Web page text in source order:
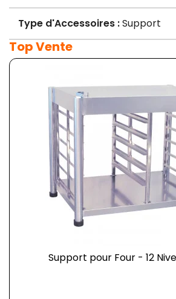
Type d'Accessoires :Support
Top Vente
Support pour Four - 12